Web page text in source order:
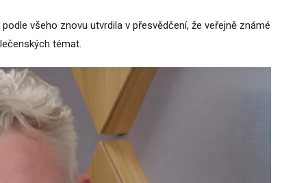
všeho znovu utvrdila v přesvědčení, že veřejně známé
témat.